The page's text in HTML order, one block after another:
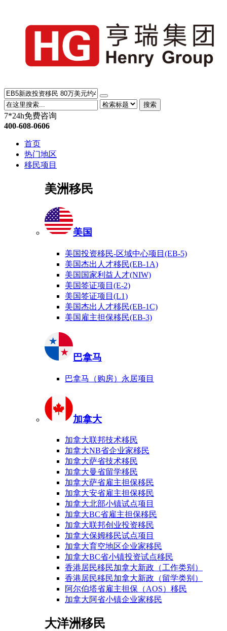
搜索
7*24h免费咨询
400-608-0606
首页
热门地区
移民项目
美洲移民
美国
美国投资移民-区域中心项目(EB-5)
美国杰出人才移民(EB-1A)
美国国家利益人才(NIW)
美国签证项目(E-2)
美国签证项目(L1)
美国杰出人才移民(EB-1C)
美国雇主担保移民(EB-3)
巴拿马
巴拿马（购房）永居项目
加拿大
加拿大联邦技术移民
加拿大NB省企业家移民
加拿大萨省技术移民
加拿大曼省留学移民
加拿大萨省雇主担保移民
加拿大安省雇主担保移民
加拿大北部小镇试点项目
加拿大BC省雇主担保移民
加拿大联邦创业投资移民
加拿大保姆移民试点项目
加拿大育空地区企业家移民
加拿大BC省小镇投资试点移民
香港居民移民加拿大新政（工作类别）
香港居民移民加拿大新政（留学类别）
阿尔伯塔省雇主担保（AOS）移民
加拿大阿省小镇企业家移民
大洋洲移民